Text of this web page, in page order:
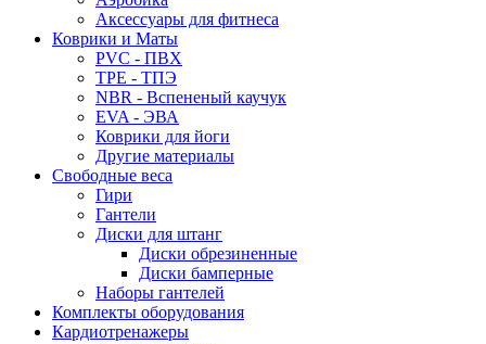
Аксессуары для фитнеса
Коврики и Маты
PVC - ПВХ
TPE - ТПЭ
NBR - Вспененый каучук
EVA - ЭВА
Коврики для йоги
Другие материалы
Свободные веса
Гири
Гантели
Диски для штанг
Диски обрезиненные
Диски бамперные
Наборы гантелей
Комплекты оборудования
Кардиотренажеры